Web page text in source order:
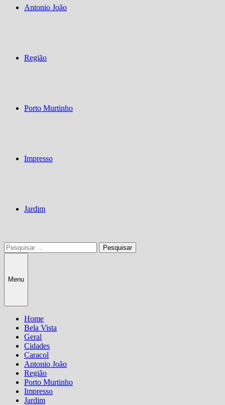
Antonio João
Região
Porto Murtinho
Impresso
Jardim
Pesquisar
por:
Menu
Home
Bela Vista
Geral
Cidades
Caracol
Antonio João
Região
Porto Murtinho
Impresso
Jardim